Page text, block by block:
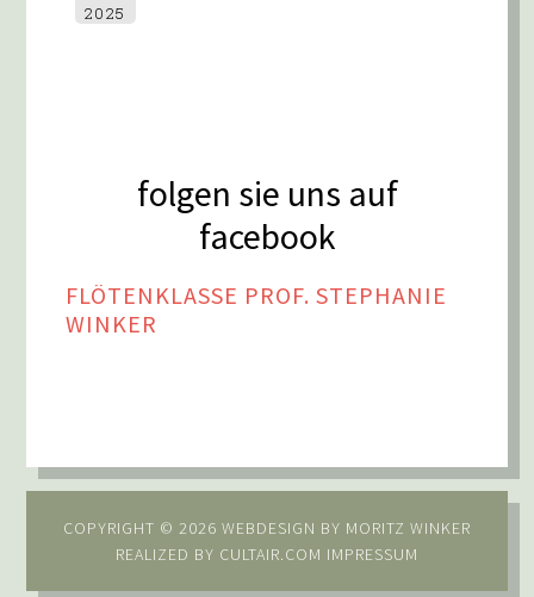
2025
folgen sie uns auf
facebook
FLÖTENKLASSE PROF. STEPHANIE
WINKER
COPYRIGHT © 2026 WEBDESIGN BY MORITZ WINKER
REALIZED BY CULTAIR.COM IMPRESSUM